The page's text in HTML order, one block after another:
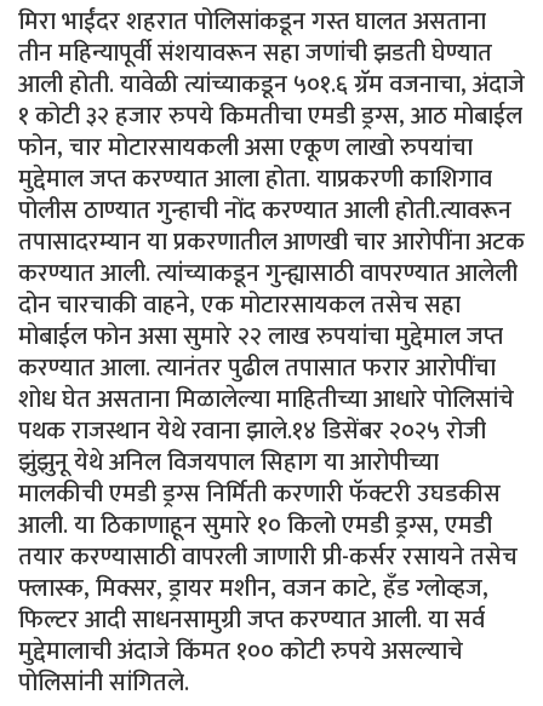
मिरा भाईंदर शहरात पोलिसांकडून गस्त घालत असताना
तीन महिन्यापूर्वी संशयावरून सहा जणांची झडती घेण्यात
आली होती. यावेळी त्यांच्याकडून ५०१.६ ग्रॅम वजनाचा, अंदाजे
१ कोटी ३२ हजार रुपये किमतीचा एमडी ड्रग्स, आठ मोबाईल
फोन, चार मोटारसायकली असा एकूण लाखो रुपयांचा
मुद्देमाल जप्त करण्यात आला होता. याप्रकरणी काशिगाव
पोलीस ठाण्यात गुन्हाची नोंद करण्यात आली होती.त्यावरून
तपासादरम्यान या प्रकरणातील आणखी चार आरोपींना अटक
करण्यात आली. त्यांच्याकडून गुन्ह्यासाठी वापरण्यात आलेली
दोन चारचाकी वाहने, एक मोटारसायकल तसेच सहा
मोबाईल फोन असा सुमारे २२ लाख रुपयांचा मुद्देमाल जप्त
करण्यात आला. त्यानंतर पुढील तपासात फरार आरोपींचा
शोध घेत असताना मिळालेल्या माहितीच्या आधारे पोलिसांचे
पथक राजस्थान येथे रवाना झाले.१४ डिसेंबर २०२५ रोजी
झुंझुनू येथे अनिल विजयपाल सिहाग या आरोपीच्या
मालकीची एमडी ड्रग्स निर्मिती करणारी फॅक्टरी उघडकीस
आली. या ठिकाणाहून सुमारे १० किलो एमडी ड्रग्स, एमडी
तयार करण्यासाठी वापरली जाणारी प्री-कर्सर रसायने तसेच
फ्लास्क, मिक्सर, ड्रायर मशीन, वजन काटे, हँड ग्लोव्हज,
फिल्टर आदी साधनसामुग्री जप्त करण्यात आली. या सर्व
मुद्देमालाची अंदाजे किंमत १०० कोटी रुपये असल्याचे
पोलिसांनी सांगितले.